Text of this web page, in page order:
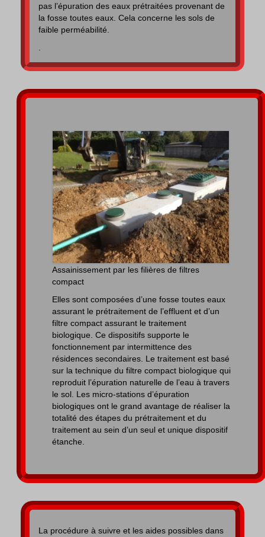
pas l’épuration des eaux prétraitées provenant de
la fosse toutes eaux. Cela concerne les sols de
faible perméabilité.
Assainissement par les filières de filtres
compact
Elles sont composées d’une fosse toutes eaux
assurant le prétraitement de l’effluent et d’un
filtre compact assurant le traitement
biologique. Ce dispositifs supporte le
fonctionnement par intermittence des
résidences secondaires. Le traitement est basé
sur la technique du filtre compact biologique qui
reproduit l’épuration naturelle de l’eau à travers
le sol. Les micro-stations d’épuration
biologiques ont le grand avantage de réaliser la
totalité des étapes du prétraitement et du
traitement au sein d’un seul et unique dispositif
étanche.
La procédure à suivre et les aides possibles dans